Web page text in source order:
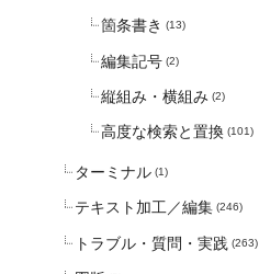
箇条書き (13)
編集記号 (2)
縦組み・横組み (2)
高度な検索と置換 (101)
ターミナル (1)
テキスト加工／編集 (246)
トラブル・質問・実践 (263)